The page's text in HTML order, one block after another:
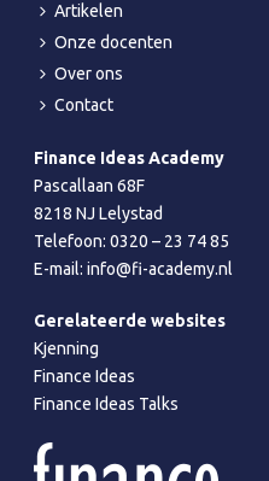
Artikelen
Onze docenten
Over ons
Contact
Finance Ideas Academy
Pascallaan 68F
8218 NJ Lelystad
Telefoon:0320 – 23 74 85
E-mail:info@fi-academy.nl
Gerelateerde websites
Kjenning
Finance Ideas
Finance Ideas Talks